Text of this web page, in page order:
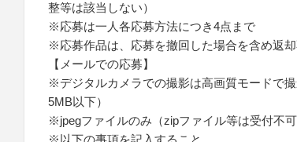
整等は該当しない）
※応募は一人各応募方法につき4点まで
※応募作品は、応募を撤回した場合を含め返
【メールでの応募】
※デジタルカメラでの撮影は高画質モードで
5MB以下）
※jpegファイルのみ（zipファイル等は受付不可
※以下の事項を記入すること